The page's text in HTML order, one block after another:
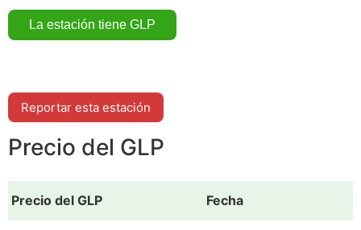
Reportar esta estación
Precio del GLP
Precio del GLP Fecha